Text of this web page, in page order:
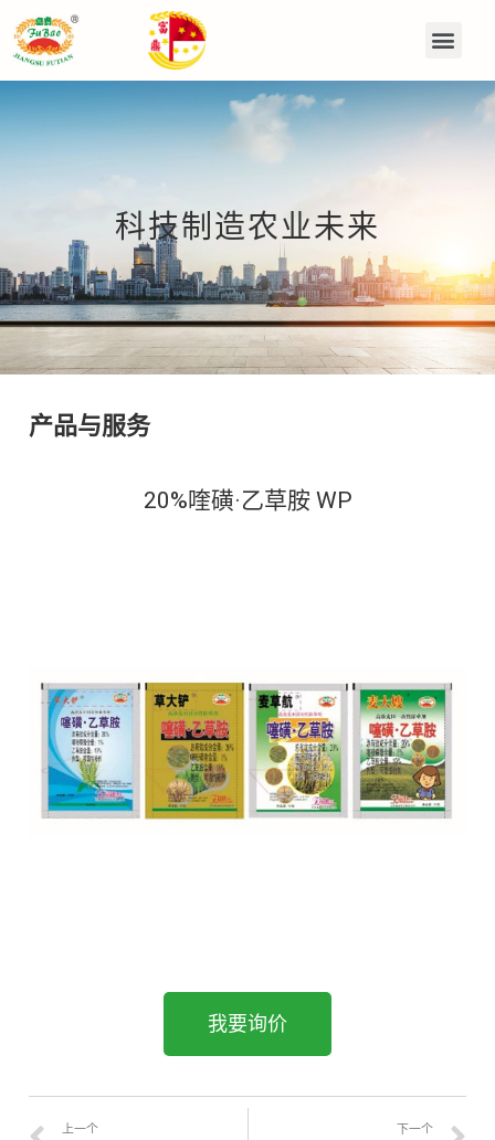
科技制造农业未来
产品与服务
20%喹磺·乙草胺 WP
我要询价
上一个 下一个